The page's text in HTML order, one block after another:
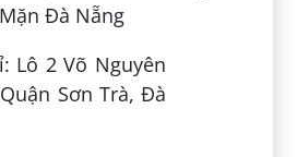
Đà Nẵng
Lô 2 Võ Nguyên
Sơn Trà, Đà